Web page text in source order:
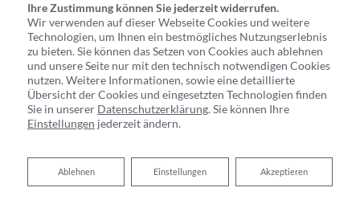
Ihre Zustimmung können Sie jederzeit widerrufen.
Wir verwenden auf dieser Webseite Cookies und weitere
Technologien, um Ihnen ein bestmögliches Nutzungserlebnis
zu bieten. Sie können das Setzen von Cookies auch ablehnen
und unsere Seite nur mit den technisch notwendigen Cookies
nutzen. Weitere Informationen, sowie eine detaillierte
Übersicht der Cookies und eingesetzten Technologien finden
Sie in unserer Datenschutzerklärung. Sie können Ihre
Einstellungen jederzeit ändern.
Akzeptieren
Einstellungen
Ablehnen
Ablehnen